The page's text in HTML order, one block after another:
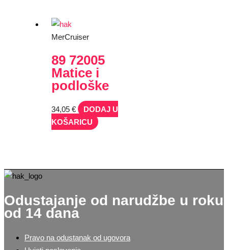
MerCruiser
89 72005
Matice i
podloške
34,05€
DODAJ U
KOŠARICU
Odustajanje od narudžbe u roku
od 14 dana
Pravo na odustanak od ugovora